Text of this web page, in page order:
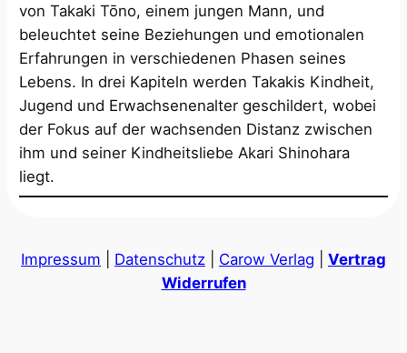
von Takaki Tōno, einem jungen Mann, und
beleuchtet seine Beziehungen und emotionalen
Erfahrungen in verschiedenen Phasen seines
Lebens. In drei Kapiteln werden Takakis Kindheit,
Jugend und Erwachsenenalter geschildert, wobei
der Fokus auf der wachsenden Distanz zwischen
ihm und seiner Kindheitsliebe Akari Shinohara
liegt.
Impressum Datenschutz Carow Verlag
Vertrag
Widerrufen